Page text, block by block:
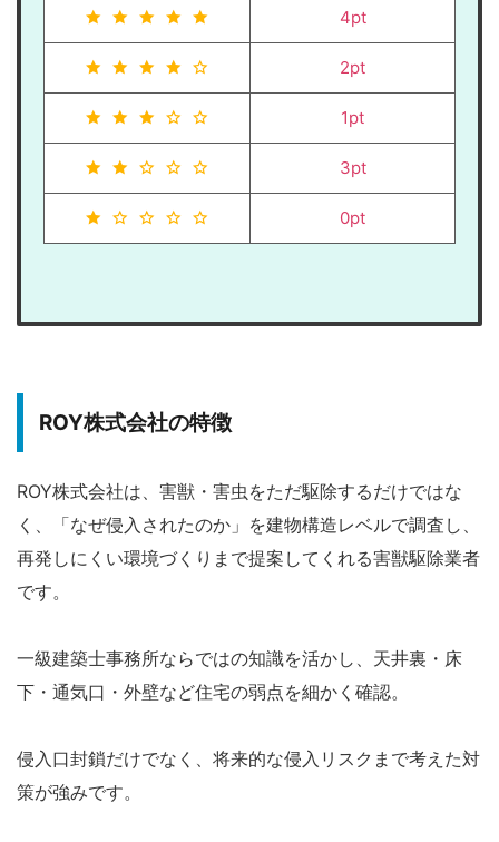
4pt
2pt
1pt
3pt
0pt
ROY株式会社の特徴
ROY株式会社は、害獣・害虫をただ駆除するだけではな
く、「なぜ侵入されたのか」を建物構造レベルで調査し、
再発しにくい環境づくりまで提案してくれる害獣駆除業者
です。
一級建築士事務所ならではの知識を活かし、天井裏・床
下・通気口・外壁など住宅の弱点を細かく確認。
侵入口封鎖だけでなく、将来的な侵入リスクまで考えた対
策が強みです。